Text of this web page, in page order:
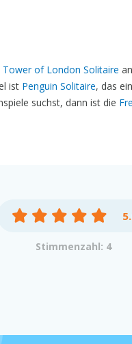
Tower of London Solitaire
ist Penguin Solitaire, das
suchst, dann ist die
Stimmenzahl: 4